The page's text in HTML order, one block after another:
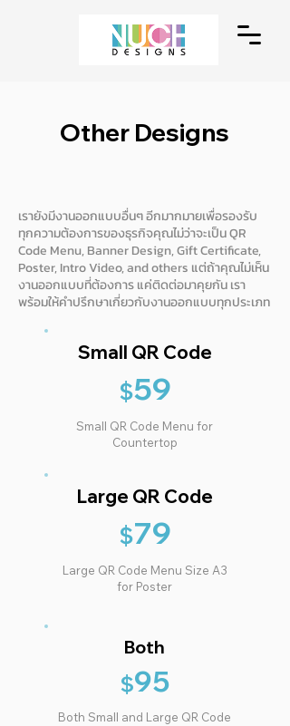
Other Designs
เรายังมีงานออกแบบอื่นๆ อีกมากมายเพื่อรองรับ
ทุกความต้องการของธุรกิจคุณไม่ว่าจะเป็น QR
Code Menu, Banner Design, Gift Certificate,
Poster, Intro Video, and others แต่ถ้าคุณไม่เห็น
งานออกแบบที่ต้องการ แค่ติดต่อมาคุยกัน เรา
พร้อมให้คำปรึกษาเกี่ยวกับงานออกแบบทุกประเภท
Small QR Code
$59
Small QR Code Menu for
Countertop
Large QR Code
$79
Large QR Code Menu Size A3
for Poster
Both
$95
Both Small and Large QR Code